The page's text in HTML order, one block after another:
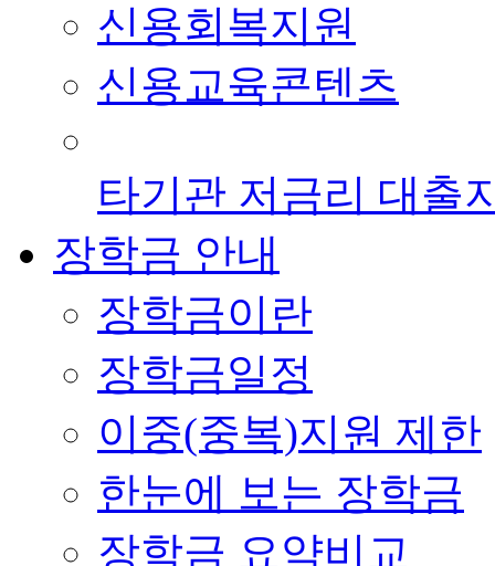
신용회복지원
신용교육콘텐츠
타기관 저금리 대출
장학금 안내
장학금이란
장학금일정
이중(중복)지원 제한
한눈에 보는 장학금
장학금 요약비교